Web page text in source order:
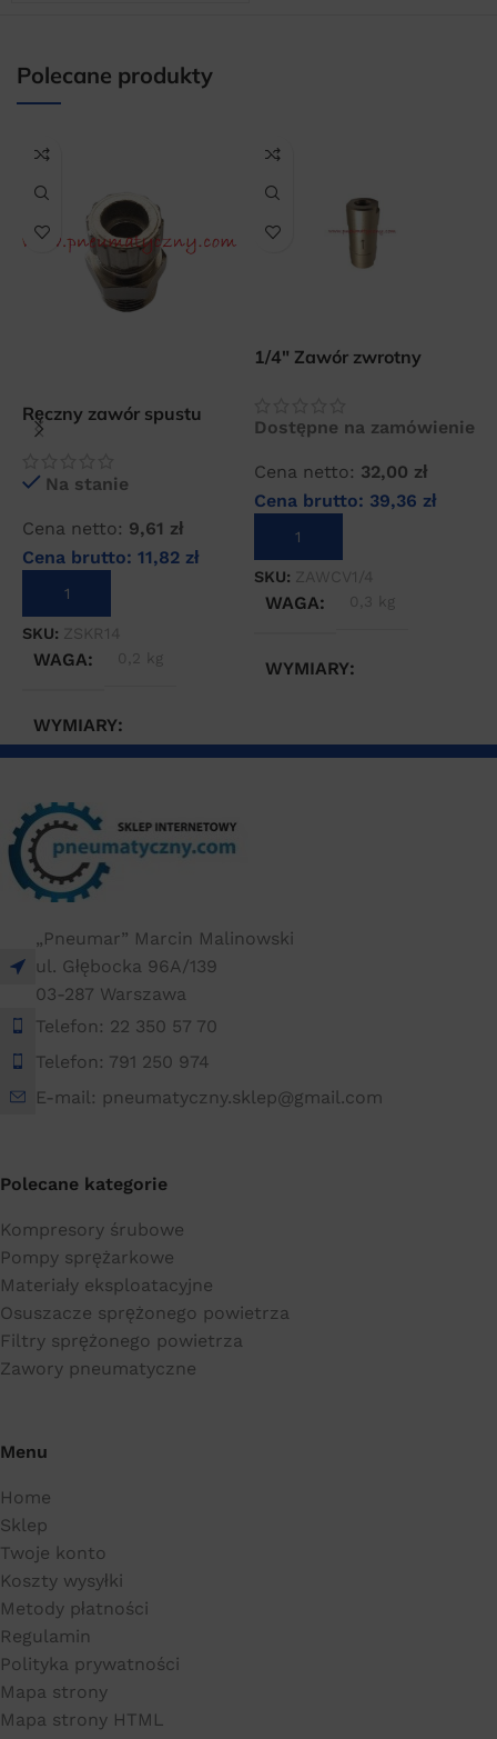
Polecane produkty
Ręczny zawór spustu
kondensatu 1/4″
Na stanie
Cena netto: 9,61 zł
Cena brutto: 11,82 zł
DODAJ DO KOSZYKA
SKU: ZSKR14
WAGA 0,2 kg
WYMIARY
1/4″ Zawór zwrotny
Dostępne na zamówienie
Cena netto: 32,00 zł
Cena brutto: 39,36 zł
DODAJ DO KOSZYKA
SKU: ZAWCV1/4
WAGA 0,3 kg
WYMIARY
„Pneumar” Marcin Malinowski
ul. Głębocka 96A/139
03-287 Warszawa
Telefon: 22 350 57 70
Telefon: 791 250 974
E-mail: pneumatyczny.sklep@gmail.com
Polecane kategorie
Kompresory śrubowe
Pompy sprężarkowe
Materiały eksploatacyjne
Osuszacze sprężonego powietrza
Filtry sprężonego powietrza
Zawory pneumatyczne
Menu
Home
Sklep
Twoje konto
Koszty wysyłki
Metody płatności
Regulamin
Polityka prywatności
Mapa strony
Mapa strony HTML